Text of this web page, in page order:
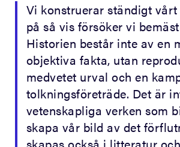
Vi konstruerar ständigt
på så vis försöker vi
Historien består inte av en
objektiva fakta, utan
medvetet urval och en
tolkningsföreträde. Det är
vetenskapliga verken som
skapa vår bild av det